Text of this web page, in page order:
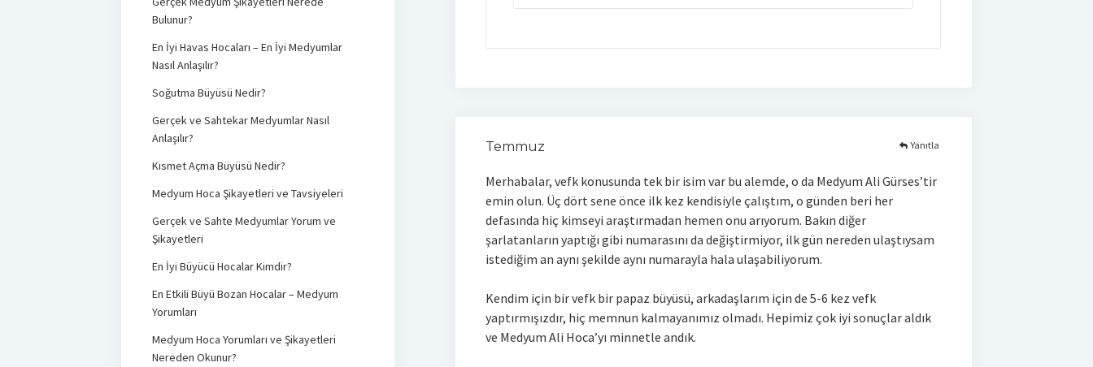
Temmuz
Merhabalar, vefk konusunda tek bir isim var bu alemde, o da Medyum Ali Gürses’tir
emin olun. Üç dört sene önce ilk kez kendisiyle çalıştım, o günden beri her
defasında hiç kimseyi araştırmadan hemen onu arıyorum. Bakın diğer
şarlatanların yaptığı gibi numarasını da değiştirmiyor, ilk gün nereden ulaştıysam
istediğim an aynı şekilde aynı numarayla hala ulaşabiliyorum.
Kendim için bir vefk bir papaz büyüsü, arkadaşlarım için de 5-6 kez vefk
yaptırmışızdır, hiç memnun kalmayanımız olmadı. Hepimiz çok iyi sonuçlar aldık
ve Medyum Ali Hoca’yı minnetle andık.
Yanıtla
Bulunur?
En İyi Havas Hocaları – En İyi Medyumlar
Nasıl Anlaşılır?
Soğutma Büyüsü Nedir?
Gerçek ve Sahtekar Medyumlar Nasıl
Anlaşılır?
Kısmet Açma Büyüsü Nedir?
Medyum Hoca Şikayetleri ve Tavsiyeleri
Gerçek ve Sahte Medyumlar Yorum ve
Şikayetleri
En İyi Büyücü Hocalar Kimdir?
En Etkili Büyü Bozan Hocalar – Medyum
Yorumları
Medyum Hoca Yorumları ve Şikayetleri
Nereden Okunur?